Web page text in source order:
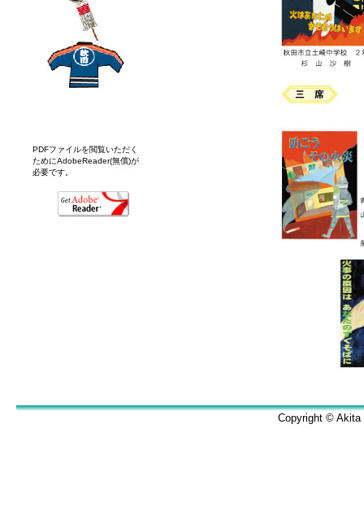
PDFファイルを閲覧いただく
ためにAdobeReader(無償)が
必要です。
Copyright © Akita